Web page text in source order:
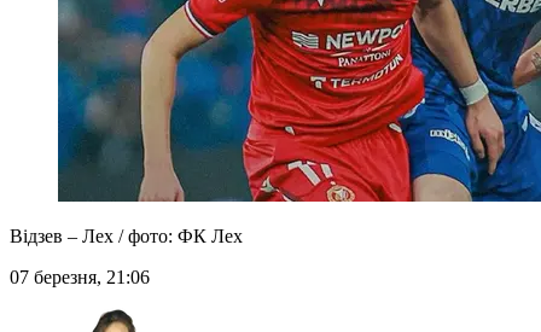
Відзев – Лех / фото: ФК Лех
07 березня, 21:06